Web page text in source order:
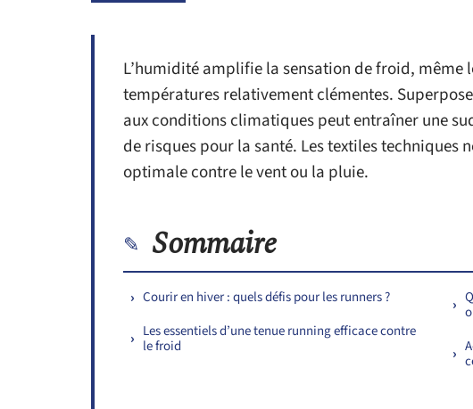
L’humidité amplifie la sensation de froid,
températures relativement clémentes.
aux conditions climatiques peut entraîner une
de risques pour la santé. Les textiles techniques
optimale contre le vent ou la pluie.
Sommaire
Courir en hiver : quels défis pour les runners ?
Les essentiels d’une tenue running efficace contre
le froid